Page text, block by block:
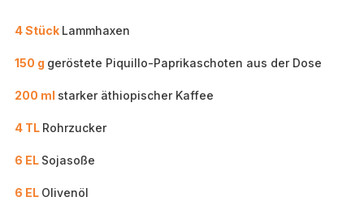
4 Stück Lammhaxen
150 g geröstete Piquillo-Paprikaschoten aus der Dose
200 ml starker äthiopischer Kaffee
4 TL Rohrzucker
6 EL Sojasoße
6 EL Olivenöl